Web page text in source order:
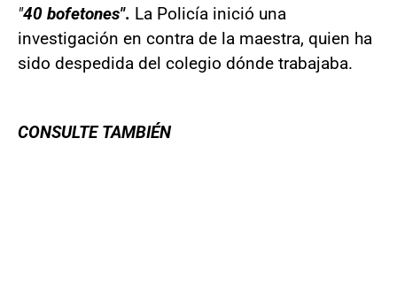
"40 bofetones". La Policía inició una
investigación en contra de la maestra, quien ha
sido despedida del colegio dónde trabajaba.
CONSULTE TAMBIÉN